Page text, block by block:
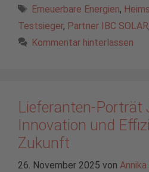
Schlagwörter
Erneuerbare Energien,
Testsieger, Partner IBC SOLAR,
Kommentar hinterlassen
Lieferanten-Porträt
Innovation und
Zukunft
26. November 2025 von